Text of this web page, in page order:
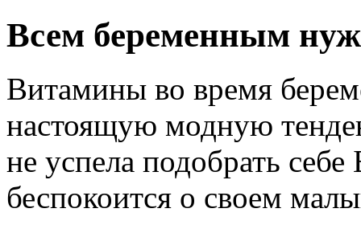
Всем беременным
Витамины во время
настоящую модную
не успела подобрать
беспокоится о своем